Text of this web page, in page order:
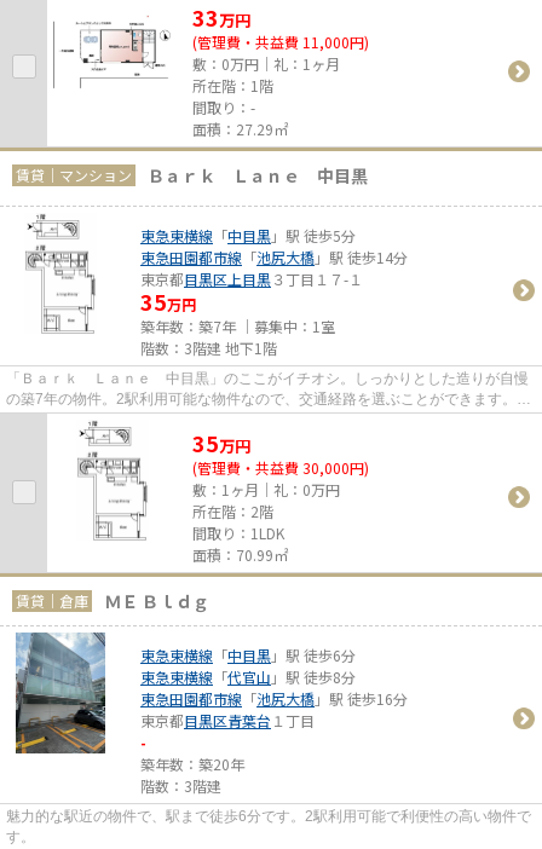
33万円
(管理費・共益費 11,000円)
敷：0万円｜礼：1ヶ月
所在階：1階
間取り：-
面積：27.29㎡
賃貸｜マンション Ｂａｒｋ Ｌａｎｅ 中目黒
東急東横線 「中目黒」駅 徒歩5分
東急田園都市線 「池尻大橋」駅 徒歩14分
東京都目黒区 上目黒３丁目１７-１
35万円
築年数：築7年 ｜募集中： 1室
階数：3階建 地下1階
「Ｂａｒｋ Ｌａｎｅ 中目黒」のここがイチオシ。しっかりとした造りが自慢
の築7年の物件。2駅利用可能な物件なので、交通経路を選ぶことができます。徒
歩5分の位置に駅がある物件で...
35万円
(管理費・共益費 30,000円)
敷：1ヶ月｜礼：0万円
所在階：2階
間取り：1LDK
面積：70.99㎡
賃貸｜倉庫 ＭＥ Ｂｌｄｇ
東急東横線 「中目黒」駅 徒歩6分
東急東横線 「代官山 」駅 徒歩8分
東急田園都市線 「池尻大橋」駅 徒歩16分
東京都目黒区青葉台 １丁目
-
築年数：築20年
階数：3階建
魅力的な駅近の物件で、駅まで徒歩6分です。2駅利用可能で利便性の高い物件で
す。